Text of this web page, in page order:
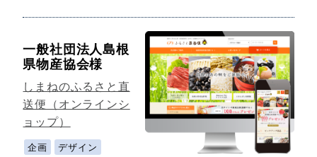
一般社団法人島根
県物産協会様
しまねのふるさと直
送便（オンラインシ
ョップ）
企画
デザイン